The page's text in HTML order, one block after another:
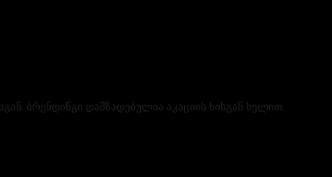
ბრენდინგი დამზადებულია აკაციის ხისგან ხელით.